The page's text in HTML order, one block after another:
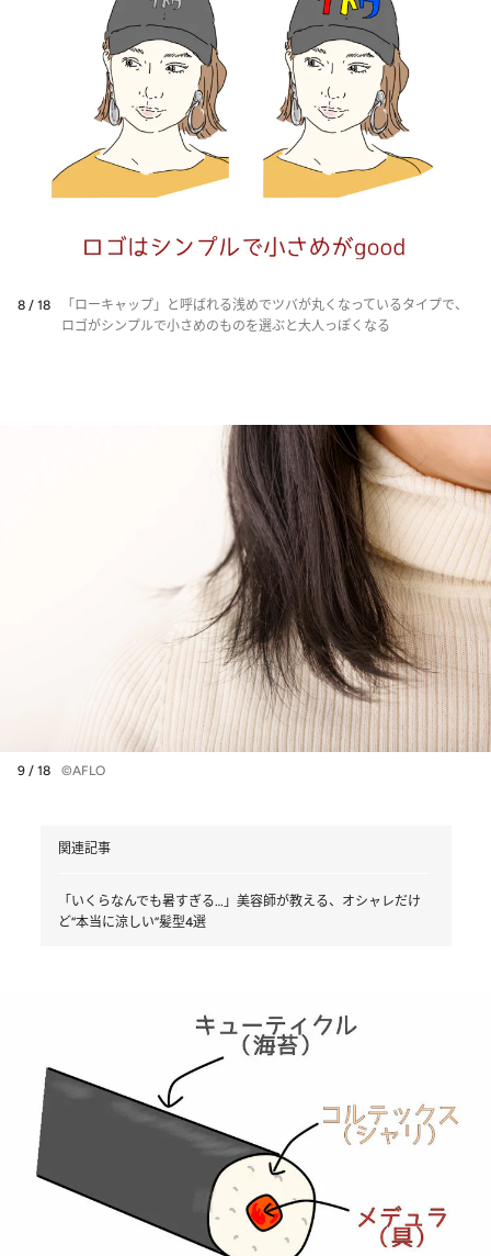
8 / 18
「ローキャップ」と呼ばれる浅めでツバが丸くなっているタイプで、
ロゴがシンプルで小さめのものを選ぶと大人っぽくなる
9 / 18 ©AFLO
関連記事
「いくらなんでも暑すぎる…」美容師が教える、オシャレだけ
ど“本当に涼しい”髪型4選